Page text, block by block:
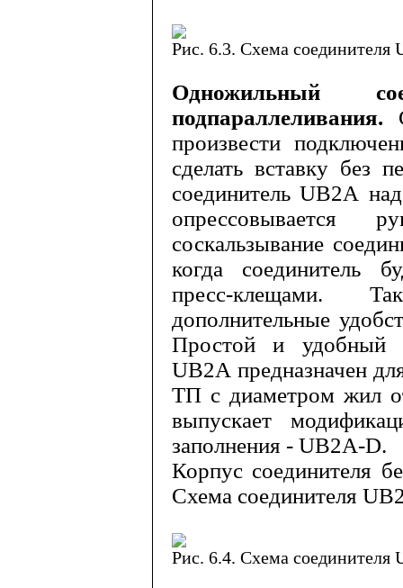
Рис. 6.3. Схема соединителя
Одножильный
подпараллеливания.
произвести
сделать вставку без
соединительUB2A
опрессовывается
соскальзывание
когда соединитель
пресс-клещами.
дополнитель­ные
Простой и удобный в
UB2A предназначен
ТП с диаметром жил
вы­пускает
заполнения - UB2A-D.
Корпус соединителя
Схема со­единителя UB
Рис. 6.4. Схема соединителя